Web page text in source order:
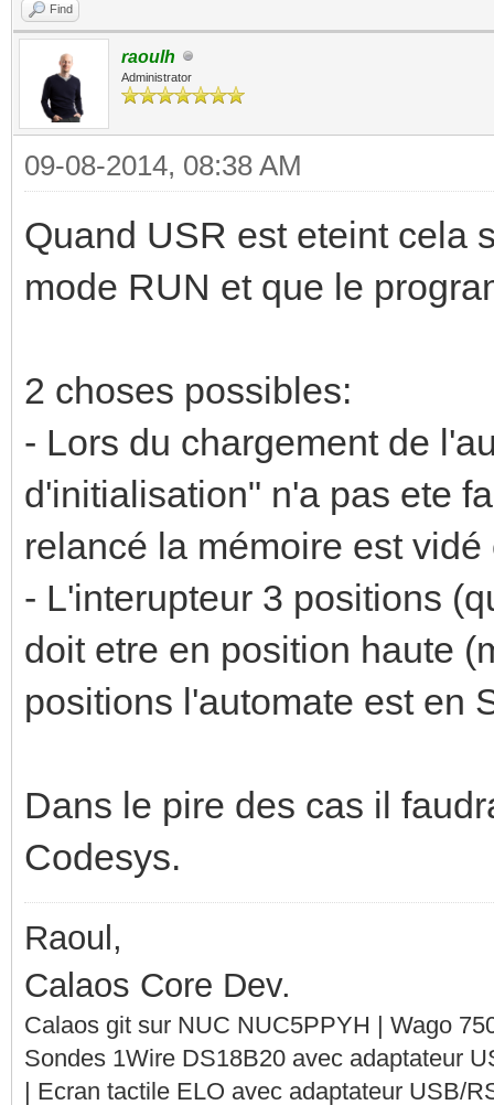
Find
raoulh
Administrator
09-08-2014, 08:38 AM
Quand USR est eteint cela
mode RUN et que le
2 choses possibles:
- Lors du chargement de
d'initialisation" n'a pas ete
relancé la mémoire est
- L'interupteur 3 positions
doit etre en position haute
positions l'automate est en
Dans le pire des cas il
Codesys.
Raoul,
Calaos Core Dev.
Calaos git sur NUC NUC5PPYH | Wago
Sondes 1Wire DS18B20 avec adaptateur
| Ecran tactile ELO avec adaptateur USB/